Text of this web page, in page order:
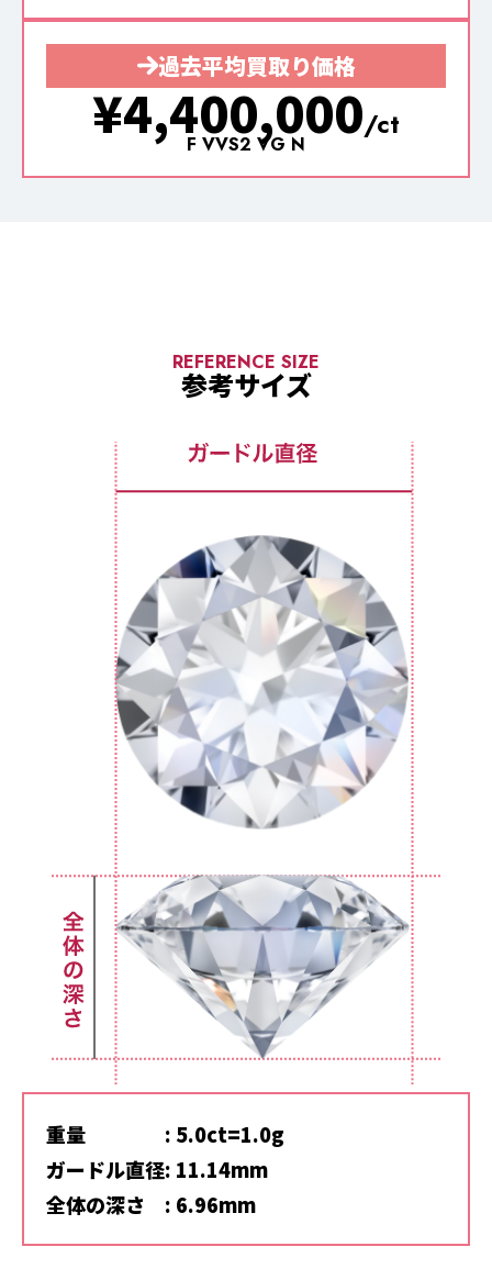
過去平均買取り価格
¥4,400,000/ct
F VVS2 VG N
REFERENCE SIZE
参考サイズ
重量
: 5.0ct=1.0g
ガードル直径: 11.14mm
全体の深さ
: 6.96mm